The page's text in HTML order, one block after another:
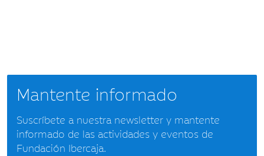
Mantente informado
Suscríbete a nuestra newsletter y mantente
informado de las actividades y eventos de
Fundación Ibercaja.